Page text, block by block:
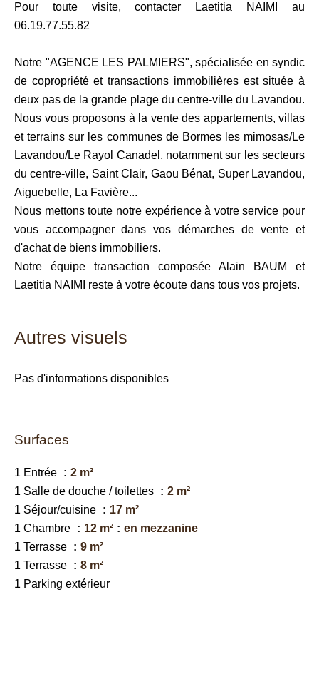
Pour toute visite, contacter Laetitia NAIMI au
06.19.77.55.82
Notre "AGENCE LES PALMIERS", spécialisée en syndic
de copropriété et transactions immobilières est située à
deux pas de la grande plage du centre-ville du Lavandou.
Nous vous proposons à la vente des appartements, villas
et terrains sur les communes de Bormes les mimosas/Le
Lavandou/Le Rayol Canadel, notamment sur les secteurs
du centre-ville, Saint Clair, Gaou Bénat, Super Lavandou,
Aiguebelle, La Favière...
Nous mettons toute notre expérience à votre service pour
vous accompagner dans vos démarches de vente et
d'achat de biens immobiliers.
Notre équipe transaction composée Alain BAUM et
Laetitia NAIMI reste à votre écoute dans tous vos projets.
Autres visuels
Pas d'informations disponibles
Surfaces
1 Entrée
2 m²
1 Salle de douche / toilettes
2 m²
1 Séjour/cuisine
17 m²
1 Chambre
12 m²
en mezzanine
1 Terrasse
9 m²
1 Terrasse
8 m²
1 Parking extérieur